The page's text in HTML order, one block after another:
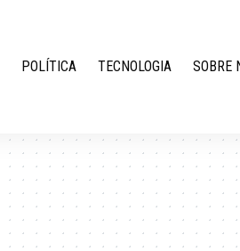
POLÍTICA TECNOLOGIA SOBRE